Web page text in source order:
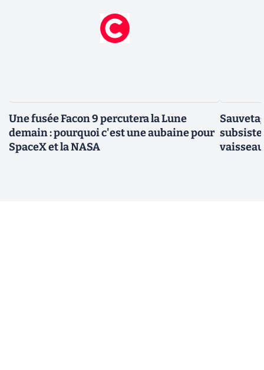
Une fusée Facon 9 percutera la Lune
demain : pourquoi c'est une aubaine pour
SpaceX et la NASA
subsiste